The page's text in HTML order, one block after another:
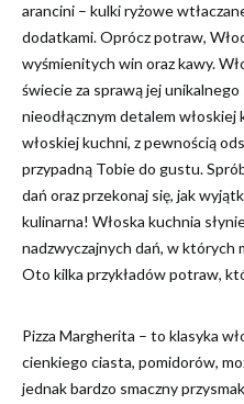
arancini – kulki ryżowe
dodatkami. Oprócz potraw,
wyśmienitych win oraz kawy.
świecie za sprawą jej
nieodłącznym detalem
włoskiej kuchni, z pewnością
przypadną Tobie do gustu.
dań oraz przekonaj się, jak
kulinarna! Włoska kuchnia
nadzwyczajnych dań, w których
Oto kilka przykładów potraw,
Pizza Margherita – to klasyka
cienkiego ciasta, pomidorów,
jednak bardzo smaczny